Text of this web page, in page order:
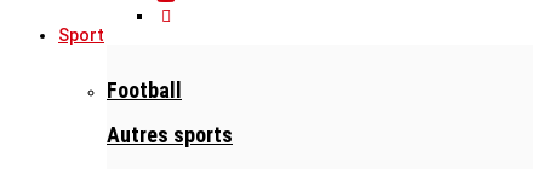
Sport
Football
Autres sports